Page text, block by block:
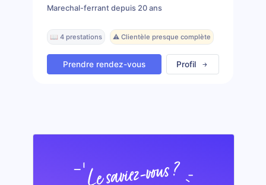
Marechal-ferrant depuis 20 ans
📖 4 prestations ⚠️ Clientèle presque complète
Prendre rendez-vous Profil